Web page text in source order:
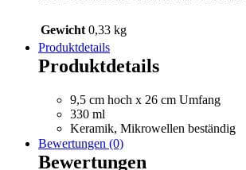
Gewicht 0,33 kg
Produktdetails
Produktdetails
9,5 cm hoch x 26 cm Umfang
330 ml
Keramik, Mikrowellen beständig
Bewertungen (0)
Bewertungen